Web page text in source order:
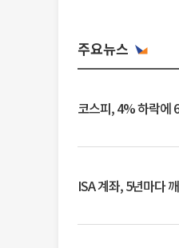
주요뉴스
코스피, 4% 하락에
ISA 계좌, 5년마다